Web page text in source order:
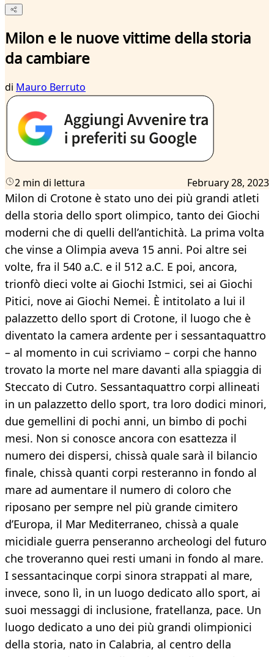
Milon e le nuove vittime della storia
da cambiare
di Mauro Berruto
2 min di lettura February 28, 2023
Milon di Crotone è stato uno dei più grandi atleti
della storia dello sport olimpico, tanto dei Giochi
moderni che di quelli dell’antichità. La prima volta
che vinse a Olimpia aveva 15 anni. Poi altre sei
volte, fra il 540 a.C. e il 512 a.C. E poi, ancora,
trionfò dieci volte ai Giochi Istmici, sei ai Giochi
Pitici, nove ai Giochi Nemei. È intitolato a lui il
palazzetto dello sport di Crotone, il luogo che è
diventato la camera ardente per i sessantaquattro
– al momento in cui scriviamo – corpi che hanno
trovato la morte nel mare davanti alla spiaggia di
Steccato di Cutro. Sessantaquattro corpi allineati
in un palazzetto dello sport, tra loro dodici minori,
due gemellini di pochi anni, un bimbo di pochi
mesi. Non si conosce ancora con esattezza il
numero dei dispersi, chissà quale sarà il bilancio
finale, chissà quanti corpi resteranno in fondo al
mare ad aumentare il numero di coloro che
riposano per sempre nel più grande cimitero
d’Europa, il Mar Mediterraneo, chissà a quale
micidiale guerra penseranno archeologi del futuro
che troveranno quei resti umani in fondo al mare.
I sessantacinque corpi sinora strappati al mare,
invece, sono lì, in un luogo dedicato allo sport, ai
suoi messaggi di inclusione, fratellanza, pace. Un
luogo dedicato a uno dei più grandi olimpionici
della storia, nato in Calabria, al centro della